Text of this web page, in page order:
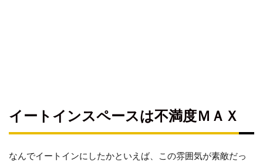
イートインスペースは不満度ＭＡＸ
なんでイートインにしたかといえば、この雰囲気が素敵だっ